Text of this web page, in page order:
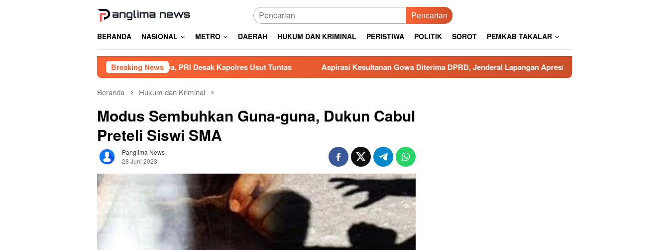
Pencarian
BERANDA NASIONAL METRO DAERAH HUKUM DAN KRIMINAL PERISTIWA POLITIK SOROT PEMKAB TAKALAR
Breaking News
Tambang Siluman di Gowa, PRI Desak Kapolres Usut Tuntas Aspirasi Kesultanan Gowa Diterima DPRD, Jenderal Lapangan Apresiasi Pengamanan Polresta Gowa
Beranda Hukum dan Kriminal
Modus Sembuhkan Guna-guna, Dukun Cabul
Preteli Siswi SMA
Panglima News
28 Juni 2023